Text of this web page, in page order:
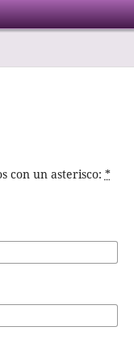
con un asterisco: *